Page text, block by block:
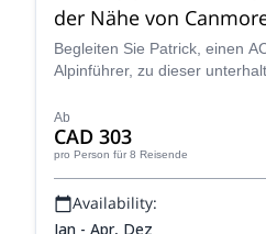
der Nähe von
Begleiten Sie Patrick, einen
Alpinführer, zu dieser
Stadt Canmore.
Ab
CAD 303
pro Person für 8 Reisende
Availability:
Jan - Apr, Dez